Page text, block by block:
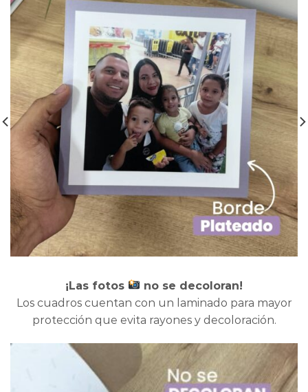
¡Las fotos
no se decoloran!
Los cuadros cuentan con un laminado para mayor
protección que evita rayones y decoloración.